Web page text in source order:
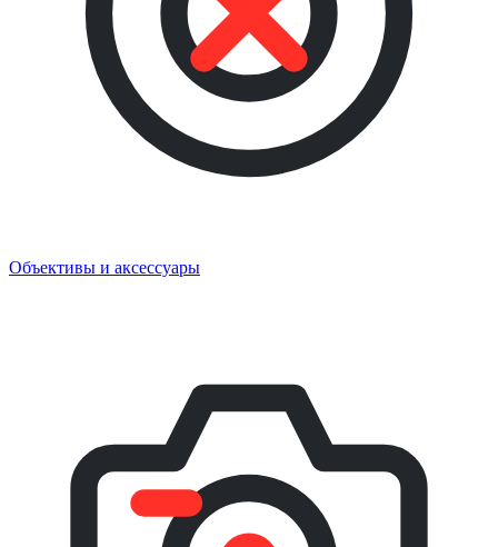
Объективы и аксессуары